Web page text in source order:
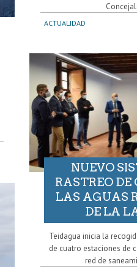
ACTUALIDAD
NUEVO
RASTREO DE
LAS AGUAS
DE LA
Teidagua inicia la
de cuatro estaciones de
red de